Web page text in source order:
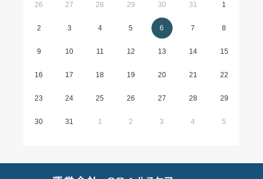
26 27 28 29 30 31 1
2 3 4 5 6 7 8
9 10 11 12 13 14 15
16 17 18 19 20 21 22
23 24 25 26 27 28 29
30 31 1 2 3 4 5